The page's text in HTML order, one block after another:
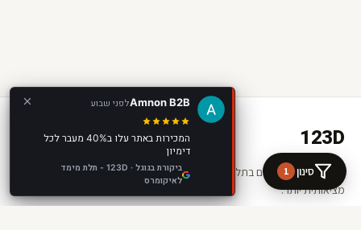
סינון 1
123D
מעירים מוצרים לחיים בתלת מימד ומציאות רבודה. החנות שלכם —
מציאותית יותר.
Amnon B2Bלפני שבוע
המכירות באתר עלו ב40% מעבר לכל
דימיון
ביקורת בגוגל · 123D - תלת מימד
לאיקומרס